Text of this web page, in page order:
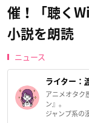
催！「聴く
小説を朗読
ニュース
ライター：
アニメオタク
ン』。
ジャンプ系の